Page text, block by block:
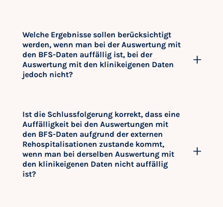
Welche Ergebnisse sollen berücksichtigt
werden, wenn man bei der Auswertung mit
den BFS-Daten auffällig ist, bei der
Auswertung mit den klinikeigenen Daten
jedoch nicht?
Ist die Schlussfolgerung korrekt, dass eine
Auffälligkeit bei den Auswertungen mit
den BFS-Daten aufgrund der externen
Rehospitalisationen zustande kommt,
wenn man bei derselben Auswertung mit
den klinikeigenen Daten nicht auffällig
ist?